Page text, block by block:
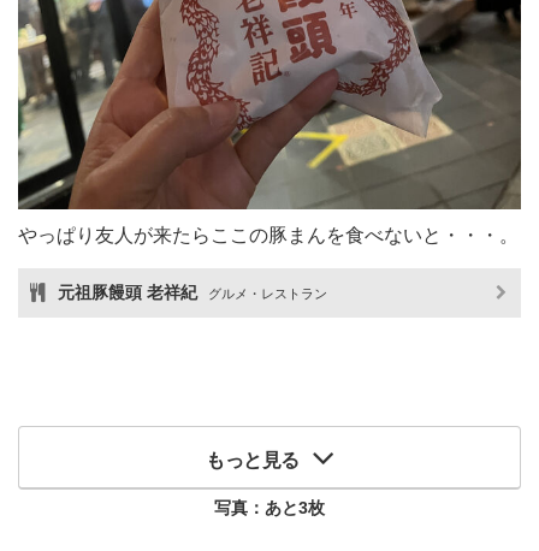
やっぱり友人が来たらここの豚まんを食べないと・・・。
元祖豚饅頭 老祥紀 グルメ・レストラン
もっと見る
写真：あと3枚